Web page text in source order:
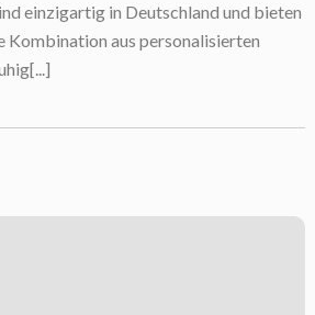
einzigartig in Deutschland und bieten
Kombination aus personalisierten